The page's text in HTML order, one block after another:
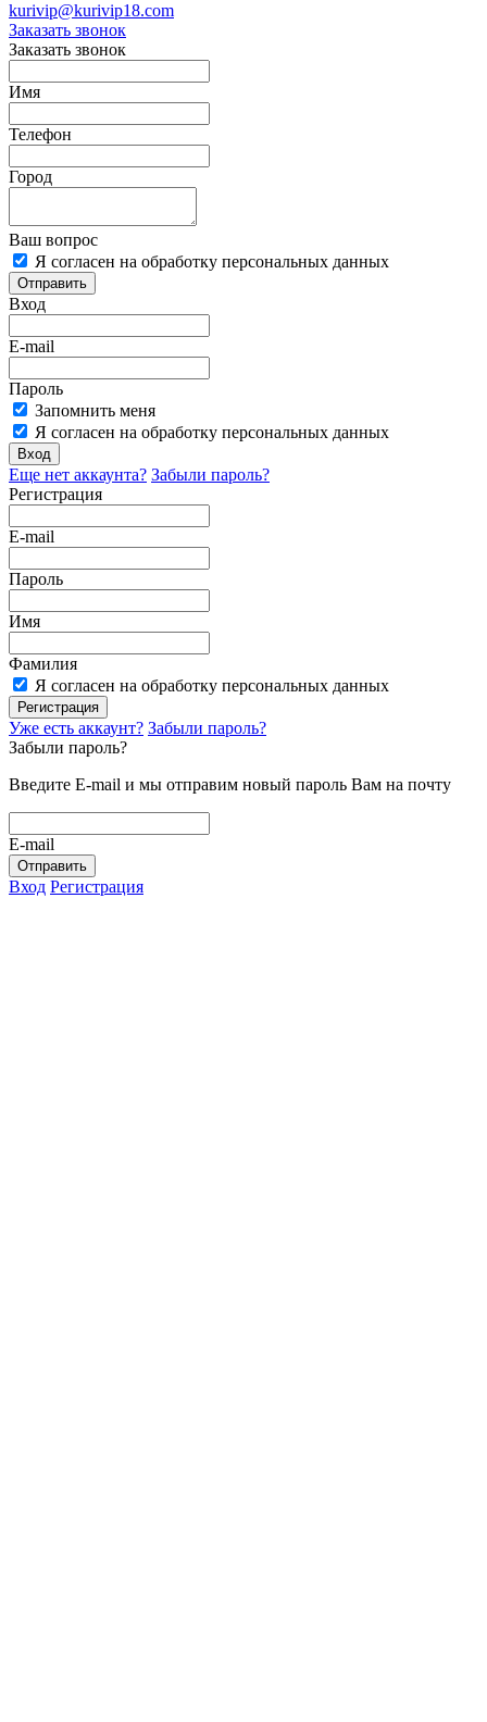
kurivip@kurivip18.com
Заказать звонок
Заказать звонок
Имя
Телефон
Город
Ваш вопрос
Я согласен на обработку персональных данных
Отправить
Вход
E-mail
Пароль
Запомнить меня
Я согласен на обработку персональных данных
Вход
Еще нет аккаунта? Забыли пароль?
Регистрация
E-mail
Пароль
Имя
Фамилия
Я согласен на обработку персональных данных
Регистрация
Уже есть аккаунт? Забыли пароль?
Забыли пароль?
Введите E-mail и мы отправим новый пароль Вам на почту
E-mail
Отправить
Вход Регистрация